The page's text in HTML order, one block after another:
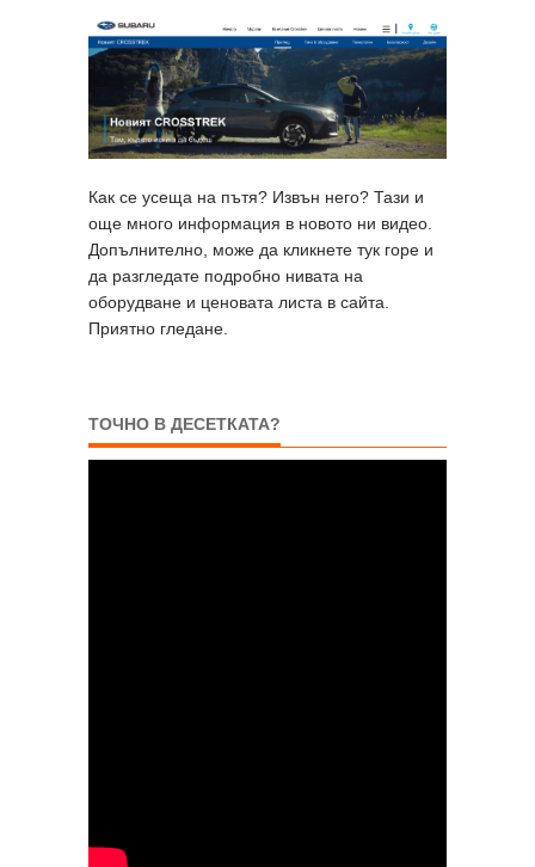
Как се усеща на пътя? Извън него? Тази и
още много информация в новото ни видео.
Допълнително, може да кликнете тук горе и
да разгледате подробно нивата на
оборудване и ценовата листа в сайта.
Приятно гледане.
ТОЧНО В ДЕСЕТКАТА?